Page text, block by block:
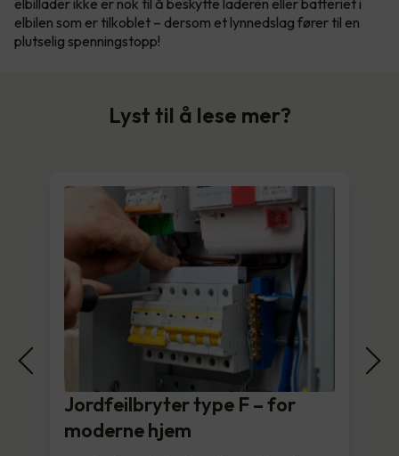
elbilen som er tilkoblet – dersom et lynnedslag fører til en
plutselig spenningstopp!
Lyst til å lese mer?
Jordfeilbryter type F – for
moderne hjem